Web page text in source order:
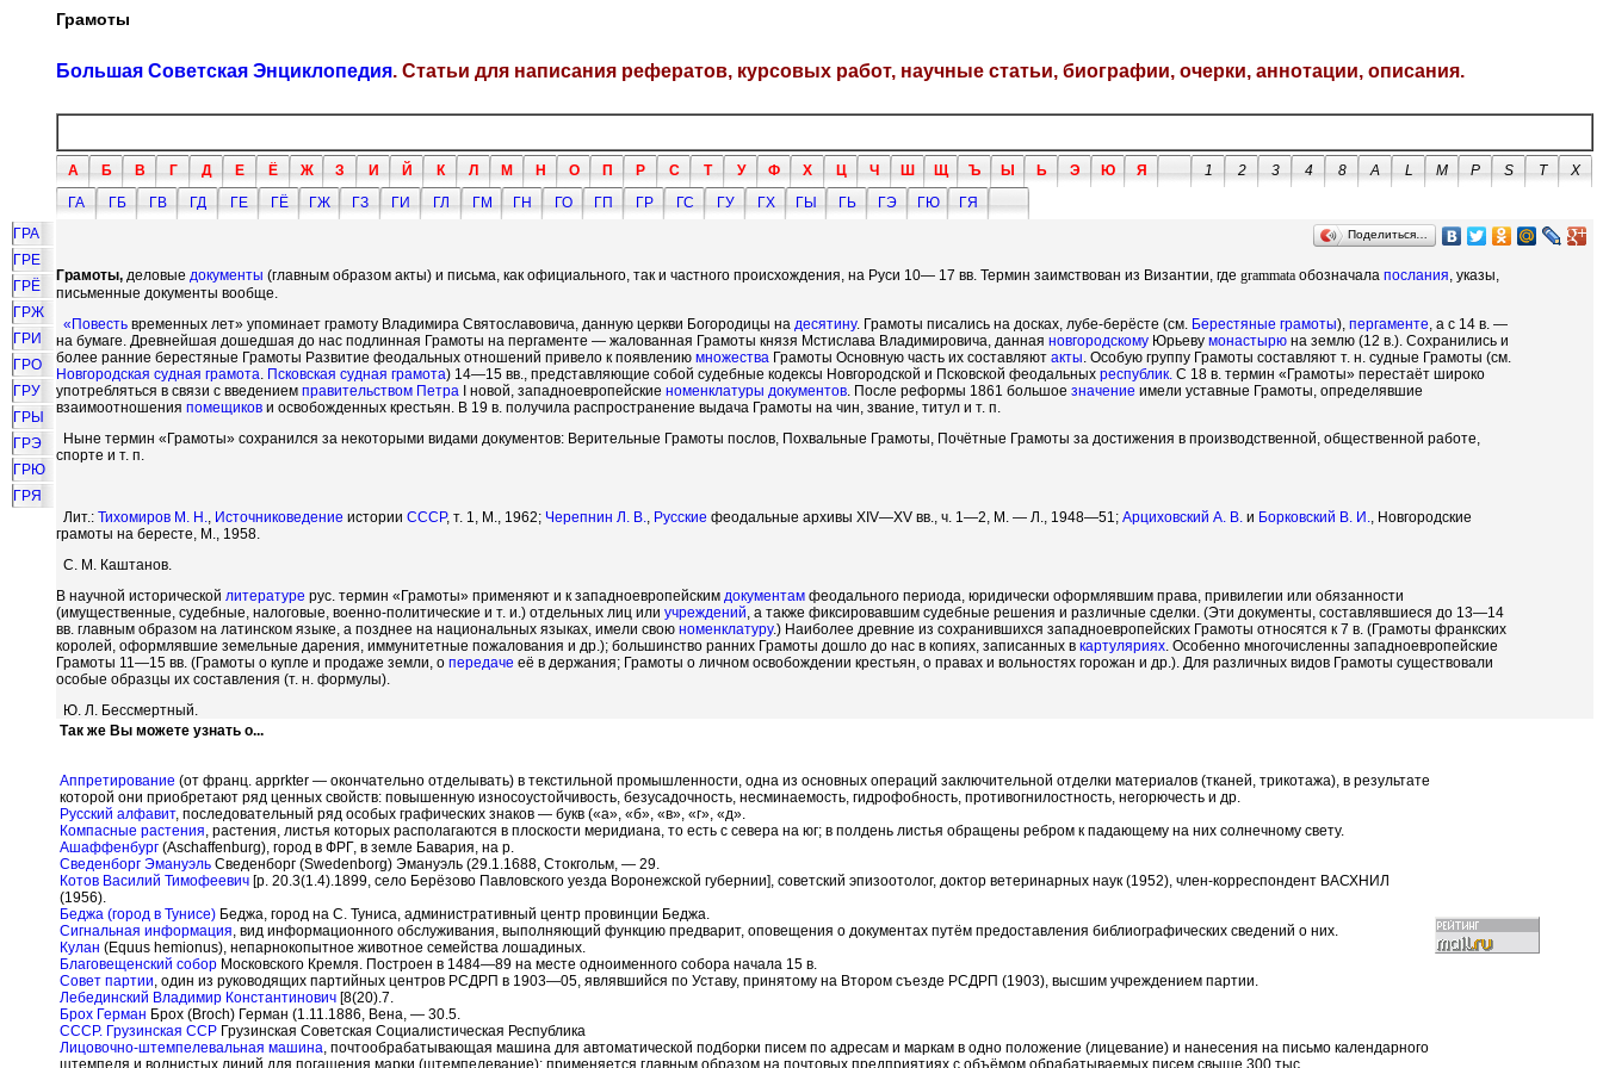
Грамоты
Большая Советская Энциклопедия. Статьи для написания рефератов, курсовых работ, научные статьи, биографии, очерки, аннотации, описания.
А Б В Г Д Е Ё Ж З И Й К Л М Н О П Р С Т У Ф Х Ц Ч Ш Щ Ъ Ы Ь Э Ю Я 1 2 3 4 8 A L M P S T
X
ГА
ГБ ГВ ГД ГЕ ГЁ ГЖ ГЗ ГИ ГЛ ГМ ГН ГО ГП ГР ГС ГУ ГХ ГЫ ГЬ ГЭ ГЮ
ГЯ
ГРА
ГРЕ
ГРЁ
ГРЖ
ГРИ
ГРО
ГРУ
ГРЫ
ГРЭ
ГРЮ
ГРЯ
Поделиться…
Грамоты, деловые документы (главным образом акты) и письма, как официального, так и частного происхождения, на Руси 10— 17 вв. Термин заимствован из Византии, где grammata обозначала послания, указы,
письменные документы вообще.
« Повесть временных лет» упоминает грамоту Владимира Святославовича, данную церкви Богородицы на десятину. Грамоты писались на досках, лубе-берёсте (см. Берестяные грамоты), пергаменте, а с 14 в. —
на бумаге. Древнейшая дошедшая до нас подлинная Грамоты на пергаменте — жалованная Грамоты князя Мстислава Владимировича, данная новгородскому Юрьеву монастырю на землю (12 в.). Сохранились и
более ранние берестяные Грамоты Развитие феодальных отношений привело к появлению множества Грамоты Основную часть их составляют акты. Особую группу Грамоты составляют т. н. судные Грамоты (см.
Новгородская судная грамота. Псковская судная грамота) 14—15 вв., представляющие собой судебные кодексы Новгородской и Псковской феодальных республик. С 18 в. термин «Грамоты» перестаёт широко
употребляться в связи с введением правительством Петра I новой, западноевропейские номенклатуры документов. После реформы 1861 большое значение имели уставные Грамоты, определявшие
взаимоотношения помещиков и освобожденных крестьян. В 19 в. получила распространение выдача Грамоты на чин, звание, титул и т. п.
Ныне термин «Грамоты» сохранился за некоторыми видами документов: Верительные Грамоты послов, Похвальные Грамоты, Почётные Грамоты за достижения в производственной, общественной работе,
спорте и т. п.
Лит.: Тихомиров М. Н., Источниковедение истории СССР, т. 1, М., 1962; Черепнин Л. В., Русские феодальные архивы XIV—XV вв., ч. 1—2, М. — Л., 1948—51; Арциховский А. В. и Борковский В. И., Новгородские
грамоты на бересте, М., 1958.
С. М. Каштанов.
В научной исторической литературе рус. термин «Грамоты» применяют и к западноевропейским документам феодального периода, юридически оформлявшим права, привилегии или обязанности
(имущественные, судебные, налоговые, военно-политические и т. и.) отдельных лиц или учреждений, а также фиксировавшим судебные решения и различные сделки. (Эти документы, составлявшиеся до 13—14
вв. главным образом на латинском языке, а позднее на национальных языках, имели свою номенклатуру.) Наиболее древние из сохранившихся западноевропейских Грамоты относятся к 7 в. (Грамоты франкских
королей, оформлявшие земельные дарения, иммунитетные пожалования и др.); большинство ранних Грамоты дошло до нас в копиях, записанных в картуляриях. Особенно многочисленны западноевропейские
Грамоты 11—15 вв. (Грамоты о купле и продаже земли, о передаче её в держания; Грамоты о личном освобождении крестьян, о правах и вольностях горожан и др.). Для различных видов Грамоты существовали
особые образцы их составления (т. н. формулы).
Ю. Л. Бессмертный.
Так же Вы можете узнать о...
Аппретирование (от франц. apprkter — окончательно отделывать) в текстильной промышленности, одна из основных операций заключительной отделки материалов (тканей, трикотажа), в результате
которой они приобретают ряд ценных свойств: повышенную износоустойчивость, безусадочность, несминаемость, гидрофобность, противогнилостность, негорючесть и др.
Русский алфавит, последовательный ряд особых графических знаков — букв («а», «б», «в», «г», «д».
Компасные растения, растения, листья которых располагаются в плоскости меридиана, то есть с севера на юг; в полдень листья обращены ребром к падающему на них солнечному свету.
Ашаффенбург (Aschaffenburg), город в ФРГ, в земле Бавария, на р.
Сведенборг Эмануэль Сведенборг (Swedenborg) Эмануэль (29.1.1688, Стокгольм, — 29.
Котов Василий Тимофеевич [р. 20.3(1.4).1899, село Берёзово Павловского уезда Воронежской губернии], советский эпизоотолог, доктор ветеринарных наук (1952), член-корреспондент ВАСХНИЛ
(1956).
Беджа (город в Тунисе) Беджа, город на С. Туниса, административный центр провинции Беджа.
Сигнальная информация, вид информационного обслуживания, выполняющий функцию предварит, оповещения о документах путём предоставления библиографических сведений о них.
Кулан (Equus hemionus), непарнокопытное животное семейства лошадиных.
Благовещенский собор Московского Кремля. Построен в 1484—89 на месте одноименного собора начала 15 в.
Совет партии, один из руководящих партийных центров РСДРП в 1903—05, являвшийся по Уставу, принятому на Втором съезде РСДРП (1903), высшим учреждением партии.
Лебединский Владимир Константинович [8(20).7.
Брох Герман Брох (Broch) Герман (1.11.1886, Вена, — 30.5.
СССР. Грузинская ССР Грузинская Советская Социалистическая Республика
Лицовочно-штемпелевальная машина, почтообрабатывающая машина для автоматической подборки писем по адресам и маркам в одно положение (лицевание) и нанесения на письмо календарного
штемпеля и волнистых линий для погашения марки (штемпелевание); применяется главным образом на почтовых предприятиях с объёмом обрабатываемых писем свыше 300 тыс.